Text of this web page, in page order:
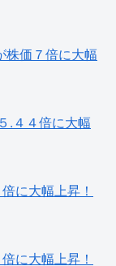
価７倍に大幅
.４４倍に大幅
に大幅上昇！
に大幅上昇！